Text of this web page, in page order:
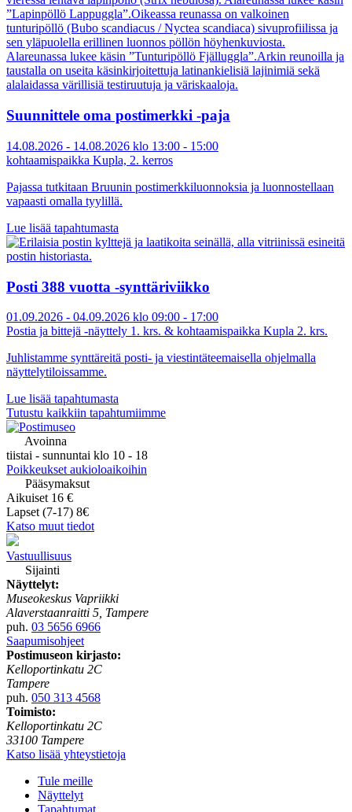
Suunnittele oma postimerkki -paja
14.08.2026 - 14.08.2026 klo 13:00 - 15:00
kohtaamispaikka Kupla, 2. kerros
Pajassa tutkitaan Bruunin postimerkkiluonnoksia ja luonnostellaan
vapaasti omalla tyylillä.
Lue lisää tapahtumasta
Posti 388 vuotta -synttäriviikko
01.09.2026 - 04.09.2026 klo 09:00 - 17:00
Postia ja bittejä -näyttely 1. krs. & kohtaamispaikka Kupla 2. krs.
Juhlistamme synttäreitä posti- ja viestintäteemaisella ohjelmalla
näyttelytiloissamme.
Lue lisää tapahtumasta
Tutustu kaikkiin tapahtumiimme
Avoinna
tiistai - sunnuntai klo 10 - 18
Poikkeukset aukioloaikoihin
Pääsymaksut
Aikuiset 16 €
Lapset (7-17) 8€
Katso muut tiedot
Vastuullisuus
Sijainti
Näyttelyt:
Museokeskus Vapriikki
Alaverstaanraitti 5, Tampere
puh. 03 5656 6966
Saapumisohjeet
Postimuseon kirjasto:
Kelloportinkatu 2C
Tampere
puh. 050 313 4568
Toimisto:
Kelloportinkatu 2C
33100 Tampere
Katso lisää yhteystietoja
Tule meille
Näyttelyt